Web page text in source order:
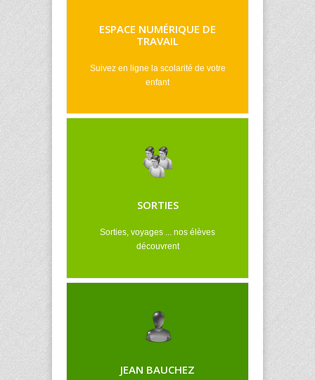
ESPACE NUMÉRIQUE DE
TRAVAIL
Suivez en ligne la scolarité de votre
enfant
SORTIES
Sorties, voyages ... nos élèves
découvrent
JEAN BAUCHEZ